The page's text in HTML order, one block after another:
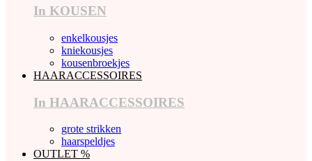
In KOUSEN
enkelkousjes
kniekousjes
kousenbroekjes
HAARACCESSOIRES
In HAARACCESSOIRES
grote strikken
haarspeldjes
OUTLET %